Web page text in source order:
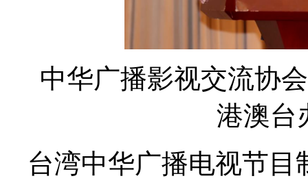
中华广播影视交流协
港澳台
台湾中华广播电视节